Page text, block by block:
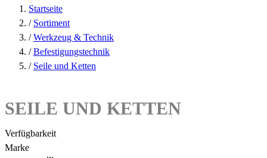
Startseite
/ Sortiment
/ Werkzeug & Technik
/ Befestigungstechnik
/ Seile und Ketten
SEILE UND KETTEN
Verfügbarkeit
Marke